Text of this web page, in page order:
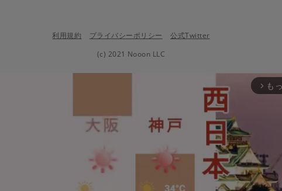
利用規約 プライバシーポリシー
公式Twitter
(c) 2021 Nooon LLC
arrow_forward_ios も